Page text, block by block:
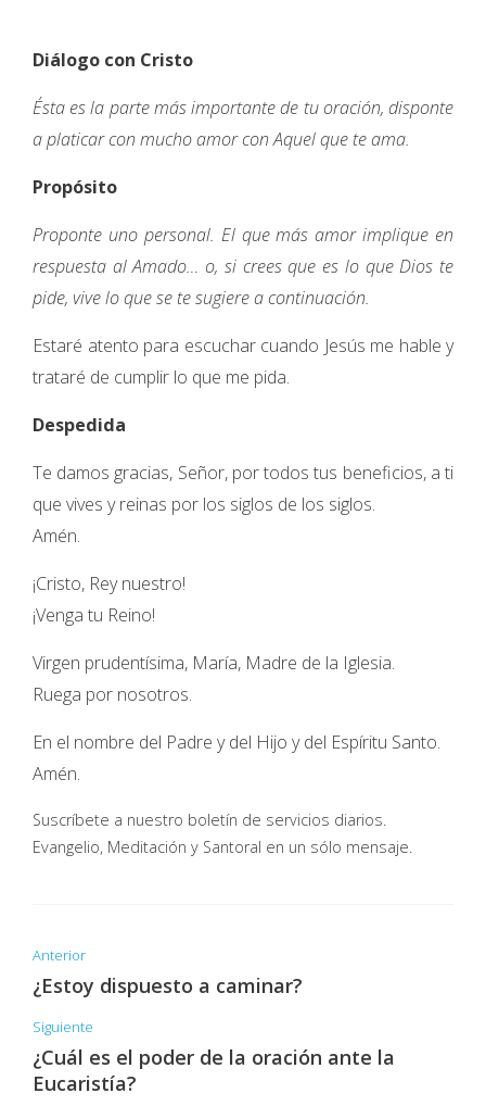
Diálogo con Cristo
Ésta es la parte más importante de tu oración, disponte
a platicar con mucho amor con Aquel que te ama.
Propósito
Proponte uno personal. El que más amor implique en
respuesta al Amado… o, si crees que es lo que Dios te
pide, vive lo que se te sugiere a continuación.
Estaré atento para escuchar cuando Jesús me hable y
trataré de cumplir lo que me pida.
Despedida
Te damos gracias, Señor, por todos tus beneficios, a ti
que vives y reinas por los siglos de los siglos.
Amén.
¡Cristo, Rey nuestro!
¡Venga tu Reino!
Virgen prudentísima, María, Madre de la Iglesia.
Ruega por nosotros.
En el nombre del Padre y del Hijo y del Espíritu Santo.
Amén.
Suscríbete a nuestro boletín de servicios diarios.
Evangelio, Meditación y Santoral en un sólo mensaje.
Anterior
¿Estoy dispuesto a caminar?
Siguiente
¿Cuál es el poder de la oración ante la
Eucaristía?